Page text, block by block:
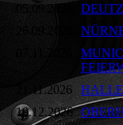
05.09.2026
26.09.2026
07.11.2026
21.11.2026
19.12.2026